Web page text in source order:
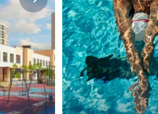
уклоном, ветеринарная
комплексного
школа на 1800
на 950 детей и
комплекса. ТЦ «Анечка»
езды от ЖК, а дом
- в 7-ми минутах.
можно за 14 минут, а путь